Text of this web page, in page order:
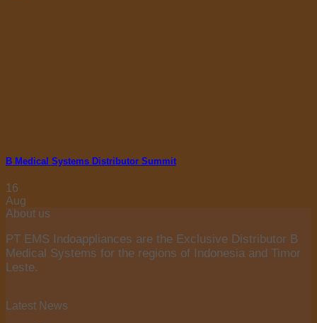
B Medical Systems Distributor Summit
16
Aug
About us
PT EMS Indoappliances are the Exclusive Distributor B
Medical Systems for the regions of Indonesia and Timor
Leste.
Latest News